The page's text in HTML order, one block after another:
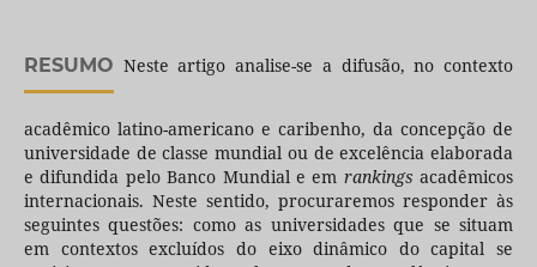
RESUMO Neste artigo analise-se a difusão, no contexto
acadêmico latino-americano e caribenho, da concepção de
universidade de classe mundial ou de excelência elaborada
e difundida pelo Banco Mundial e em rankings acadêmicos
internacionais. Neste sentido, procuraremos responder às
seguintes questões: como as universidades que se situam
em contextos excluídos do eixo dinâmico do capital se